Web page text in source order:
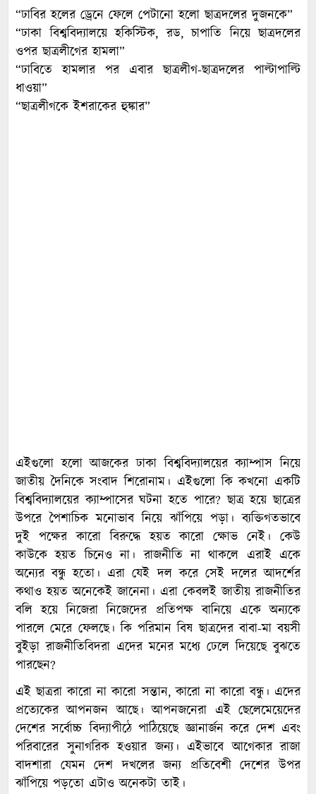
“ঢাবির হলের ড্রেনে ফেলে পেটানো হলো ছাত্রদলের দুজনকে”
“ঢাকা বিশ্ববিদ্যালয়ে হকিস্টিক, রড, চাপাতি নিয়ে ছাত্রদলের
ওপর ছাত্রলীগের হামলা”
“ঢাবিতে হামলার পর এবার ছাত্রলীগ-ছাত্রদলের পাল্টাপাল্টি
ধাওয়া”
“ছাত্রলীগকে ইশরাকের হুঙ্কার”
এইগুলো হলো আজকের ঢাকা বিশ্ববিদ্যালয়ের ক্যাম্পাস নিয়ে
জাতীয় দৈনিকে সংবাদ শিরোনাম। এইগুলো কি কখনো একটি
বিশ্ববিদ্যালয়ের ক্যাম্পাসের ঘটনা হতে পারে? ছাত্র হয়ে ছাত্রের
উপরে পৈশাচিক মনোভাব নিয়ে ঝাঁপিয়ে পড়া। ব্যক্তিগতভাবে
দুই পক্ষের কারো বিরুদ্ধে হয়ত কারো ক্ষোভ নেই। কেউ
কাউকে হয়ত চিনেও না। রাজনীতি না থাকলে এরাই একে
অন্যের বন্ধু হতো। এরা যেই দল করে সেই দলের আদর্শের
কথাও হয়ত অনেকেই জানেনা। এরা কেবলই জাতীয় রাজনীতির
বলি হয়ে নিজেরা নিজেদের প্রতিপক্ষ বানিয়ে একে অন্যকে
পারলে মেরে ফেলছে। কি পরিমান বিষ ছাত্রদের বাবা-মা বয়সী
বুইড়া রাজনীতিবিদরা এদের মনের মধ্যে ঢেলে দিয়েছে বুঝতে
পারছেন?
এই ছাত্ররা কারো না কারো সন্তান, কারো না কারো বন্ধু। এদের
প্রত্যেকের আপনজন আছে। আপনজনেরা এই ছেলেমেয়েদের
দেশের সর্বোচ্চ বিদ্যাপীঠে পাঠিয়েছে জ্ঞানার্জন করে দেশ এবং
পরিবারের সুনাগরিক হওয়ার জন্য। এইভাবে আগেকার রাজা
বাদশারা যেমন দেশ দখলের জন্য প্রতিবেশী দেশের উপর
ঝাঁপিয়ে পড়তো এটাও অনেকটা তাই।